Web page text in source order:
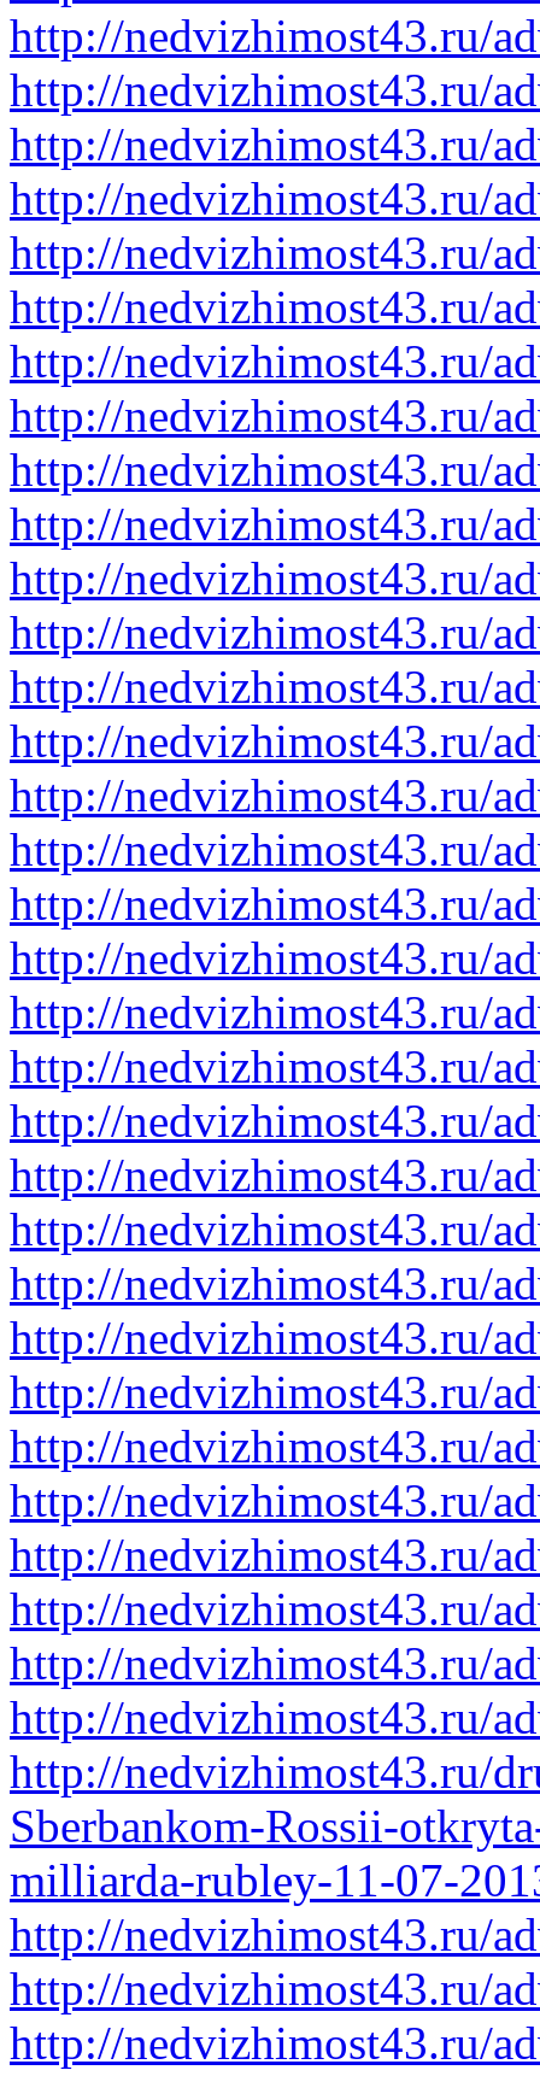
http://nedvizhimost43.ru/
http://nedvizhimost43.ru/
http://nedvizhimost43.ru/
http://nedvizhimost43.ru/
http://nedvizhimost43.ru/
http://nedvizhimost43.ru/
http://nedvizhimost43.ru/
http://nedvizhimost43.ru/
http://nedvizhimost43.ru/
http://nedvizhimost43.ru/
http://nedvizhimost43.ru/
http://nedvizhimost43.ru/
http://nedvizhimost43.ru/
http://nedvizhimost43.ru/
http://nedvizhimost43.ru/
http://nedvizhimost43.ru/
http://nedvizhimost43.ru/
http://nedvizhimost43.ru/
http://nedvizhimost43.ru/
http://nedvizhimost43.ru/
http://nedvizhimost43.ru/
http://nedvizhimost43.ru/
http://nedvizhimost43.ru/
http://nedvizhimost43.ru/
http://nedvizhimost43.ru/
http://nedvizhimost43.ru/
http://nedvizhimost43.ru/
http://nedvizhimost43.ru/
http://nedvizhimost43.ru/
http://nedvizhimost43.ru/
http://nedvizhimost43.ru/
http://nedvizhimost43.ru/
http://nedvizhimost43.ru/
Sberbankom-Rossii-
milliarda-rubley-11-07-
http://nedvizhimost43.ru/
http://nedvizhimost43.ru/
http://nedvizhimost43.ru/